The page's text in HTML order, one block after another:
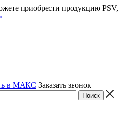
приобрести продукцию PSV,
Заказать звонок